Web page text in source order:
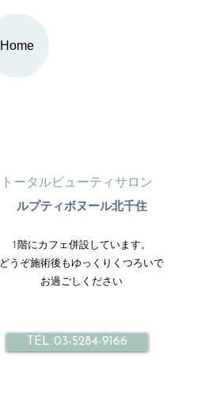
Home
トータルビューティサロン
ルプティボヌール北千住
1階にカフェ併設しています。
どうぞ施術後もゆっくりくつろいで
お過ごしください
TEL 03-5284-9166